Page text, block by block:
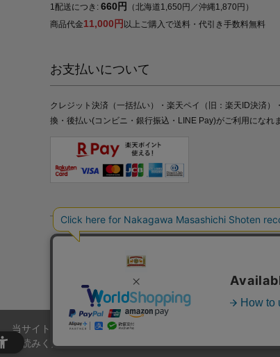
1配送につき: 660円
（北海道1,650円／沖縄1,870円）
商品代金11,000円 以上ご購入で送料・代引き手数料無料
お支払いについて
クレジット決済（一括払い）・楽天ペイ（旧：楽天ID決済）
換・後払い(コンビニ・銀行振込・LINE Pay)がご利用になれま
プライバシーポリシー
当サイトでは、当サイト内における閲覧履歴・属性情報な
お読みください。